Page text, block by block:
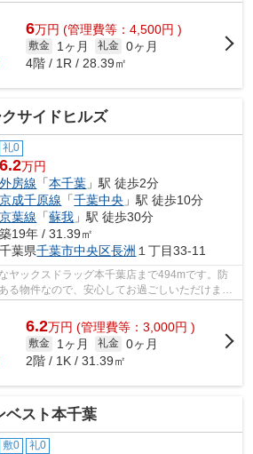
ソル・エ...
6万円 (管理費等：4,500円 )
敷金 1ヶ月 礼金 0ヶ月
4階 / 1R / 28.39㎡
サイドヒルズ
礼0
6.2万円
外房線 「本千葉 」駅 徒歩2分
京成千原線 「千葉中央 」駅 徒歩10分
京葉線 「蘇我 」駅 徒歩30分
築19年 / 31.39㎡
千葉県千葉市中央区長洲 １丁目33-11
ヤックスドラッグ本千葉店まで494mです。防
る物件なので、安心してお過ごしいただけま
、自信をもっ...
6.2万円 (管理費等：3,000円 )
敷金 1ヶ月 礼金 0ヶ月
2階 / 1K / 31.39㎡
ベスト本千葉
敷0 礼0